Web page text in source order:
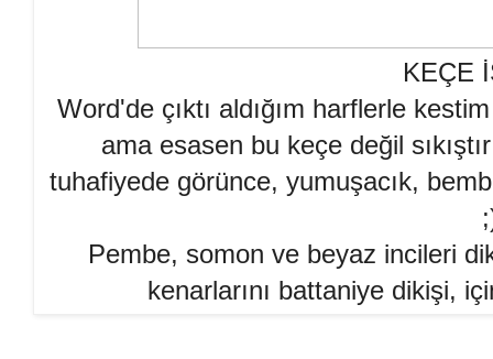
KEÇE
Word'de çıktı aldığım harflerle
ama esasen bu keçe değil
tuhafiyede görünce, yumuşacık,
Pembe, somon ve beyaz incileri
kenarlarını battaniye dikişi,